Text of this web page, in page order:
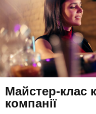
Майстер-клас
компанії